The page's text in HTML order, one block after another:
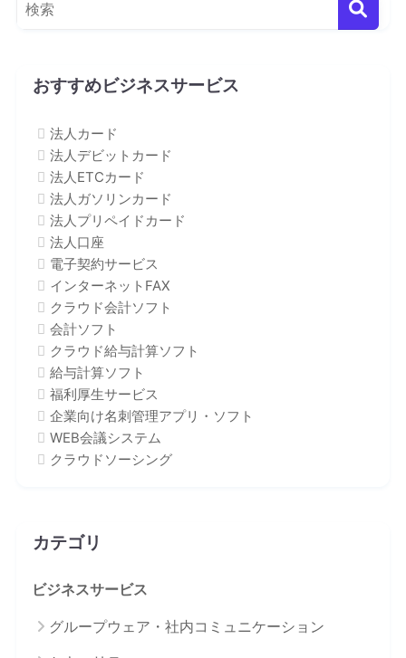
おすすめビジネスサービス
法人カード
法人デビットカード
法人ETCカード
法人ガソリンカード
法人プリペイドカード
法人口座
電子契約サービス
インターネットFAX
クラウド会計ソフト
会計ソフト
クラウド給与計算ソフト
給与計算ソフト
福利厚生サービス
企業向け名刺管理アプリ・ソフト
WEB会議システム
クラウドソーシング
カテゴリ
ビジネスサービス
グループウェア・社内コミュニケーション